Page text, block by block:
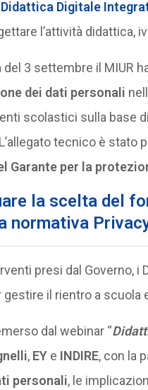
Didattica Digitale
l’attività didattica,
del 3 settembre il MIUR
dei dati personali
scolastici sulla base
tecnico è stato
Garante per la
la scelta del
normativa
presi dal Governo,
gestire il rientro a scuola
dal webinar “
, EYe INDIRE, con la
personali, le